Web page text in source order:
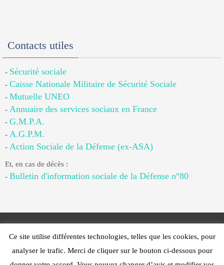
Contacts utiles
- Sécurité sociale
- Caisse Nationale Militaire de Sécurité Sociale
- Mutuelle UNEO
- Annuaire des services sociaux en France
- G.M.P.A.
- A.G.P.M.
- Action Sociale de la Défense (ex-ASA)
Et, en cas de décès :
- Bulletin d'information sociale de la Défense n°80
Web Design - PFS Concept Toulon - © 2025
Fonctionne avec Nirvana WordPress.
Ce site utilise différentes technologies, telles que les cookies, pour
analyser le trafic. Merci de cliquer sur le bouton ci-dessous pour